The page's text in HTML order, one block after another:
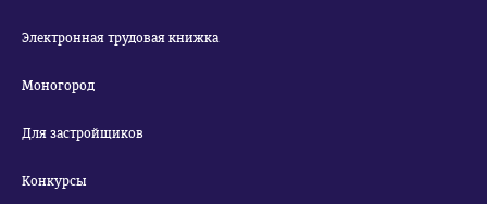
Электронная трудовая книжка
Моногород
Для застройщиков
Конкурсы